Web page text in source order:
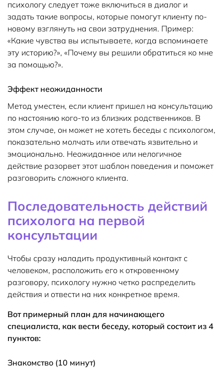
психологу следует тоже включиться в диалог и
задать такие вопросы, которые помогут клиенту по-
новому взглянуть на свои затруднения. Пример:
«Какие чувства вы испытываете, когда вспоминаете
эту историю?», «Почему вы решили обратиться ко мне
за помощью?».
Эффект неожиданности
Метод уместен, если клиент пришел на консультацию
по настоянию кого-то из близких родственников. В
этом случае, он может не хотеть беседы с психологом,
показательно молчать или отвечать язвительно и
эмоционально. Неожиданное или нелогичное
действие разорвет этот шаблон поведения и поможет
разговорить сложного клиента.
Последовательность действий
психолога на первой
консультации
Чтобы сразу наладить продуктивный контакт с
человеком, расположить его к откровенному
разговору, психологу нужно четко распределить
действия и отвести на них конкретное время.
Вот примерный план для начинающего
специалиста, как вести беседу, который состоит из 4
пунктов:
Знакомство (10 минут)